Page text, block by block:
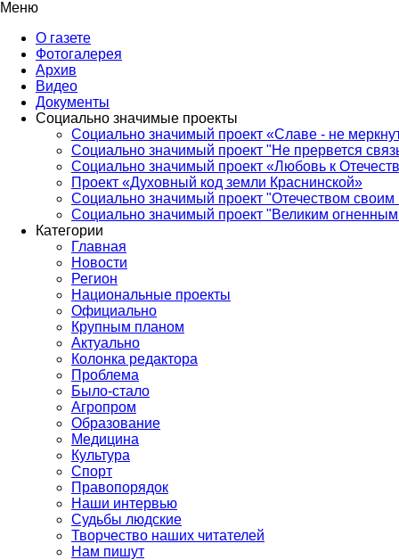
Меню
О газете
Фотогалерея
Архив
Видео
Документы
Социально значимые проекты
Социально значимый проект «Славе - не
Социально значимый проект "Не прервется
Социально значимый проект «Любовь к
Проект «Духовный код земли Краснинской»
Социально значимый проект "Отечеством своим
Социально значимый проект "Великим
Категории
Главная
Новости
Регион
Национальные проекты
Официально
Крупным планом
Актуально
Колонка редактора
Проблема
Было-стало
Агропром
Образование
Медицина
Культура
Спорт
Правопорядок
Наши интервью
Судьбы людские
Творчество наших читателей
Нам пишут